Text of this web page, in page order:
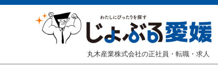
丸木産業株式会社の正社員・転職・求人